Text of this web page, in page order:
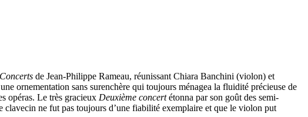
Concerts de Jean-Philippe Rameau, réunissant Chiara Banchini (violon) et
ornementation sans surenchère qui toujours ménagea la fluidité précieuse de
opéras. Le très gracieux Deuxième concertétonna par son goût des semi-
clavecin ne fut pas toujours d’une fiabilité exemplaire et que le violon put